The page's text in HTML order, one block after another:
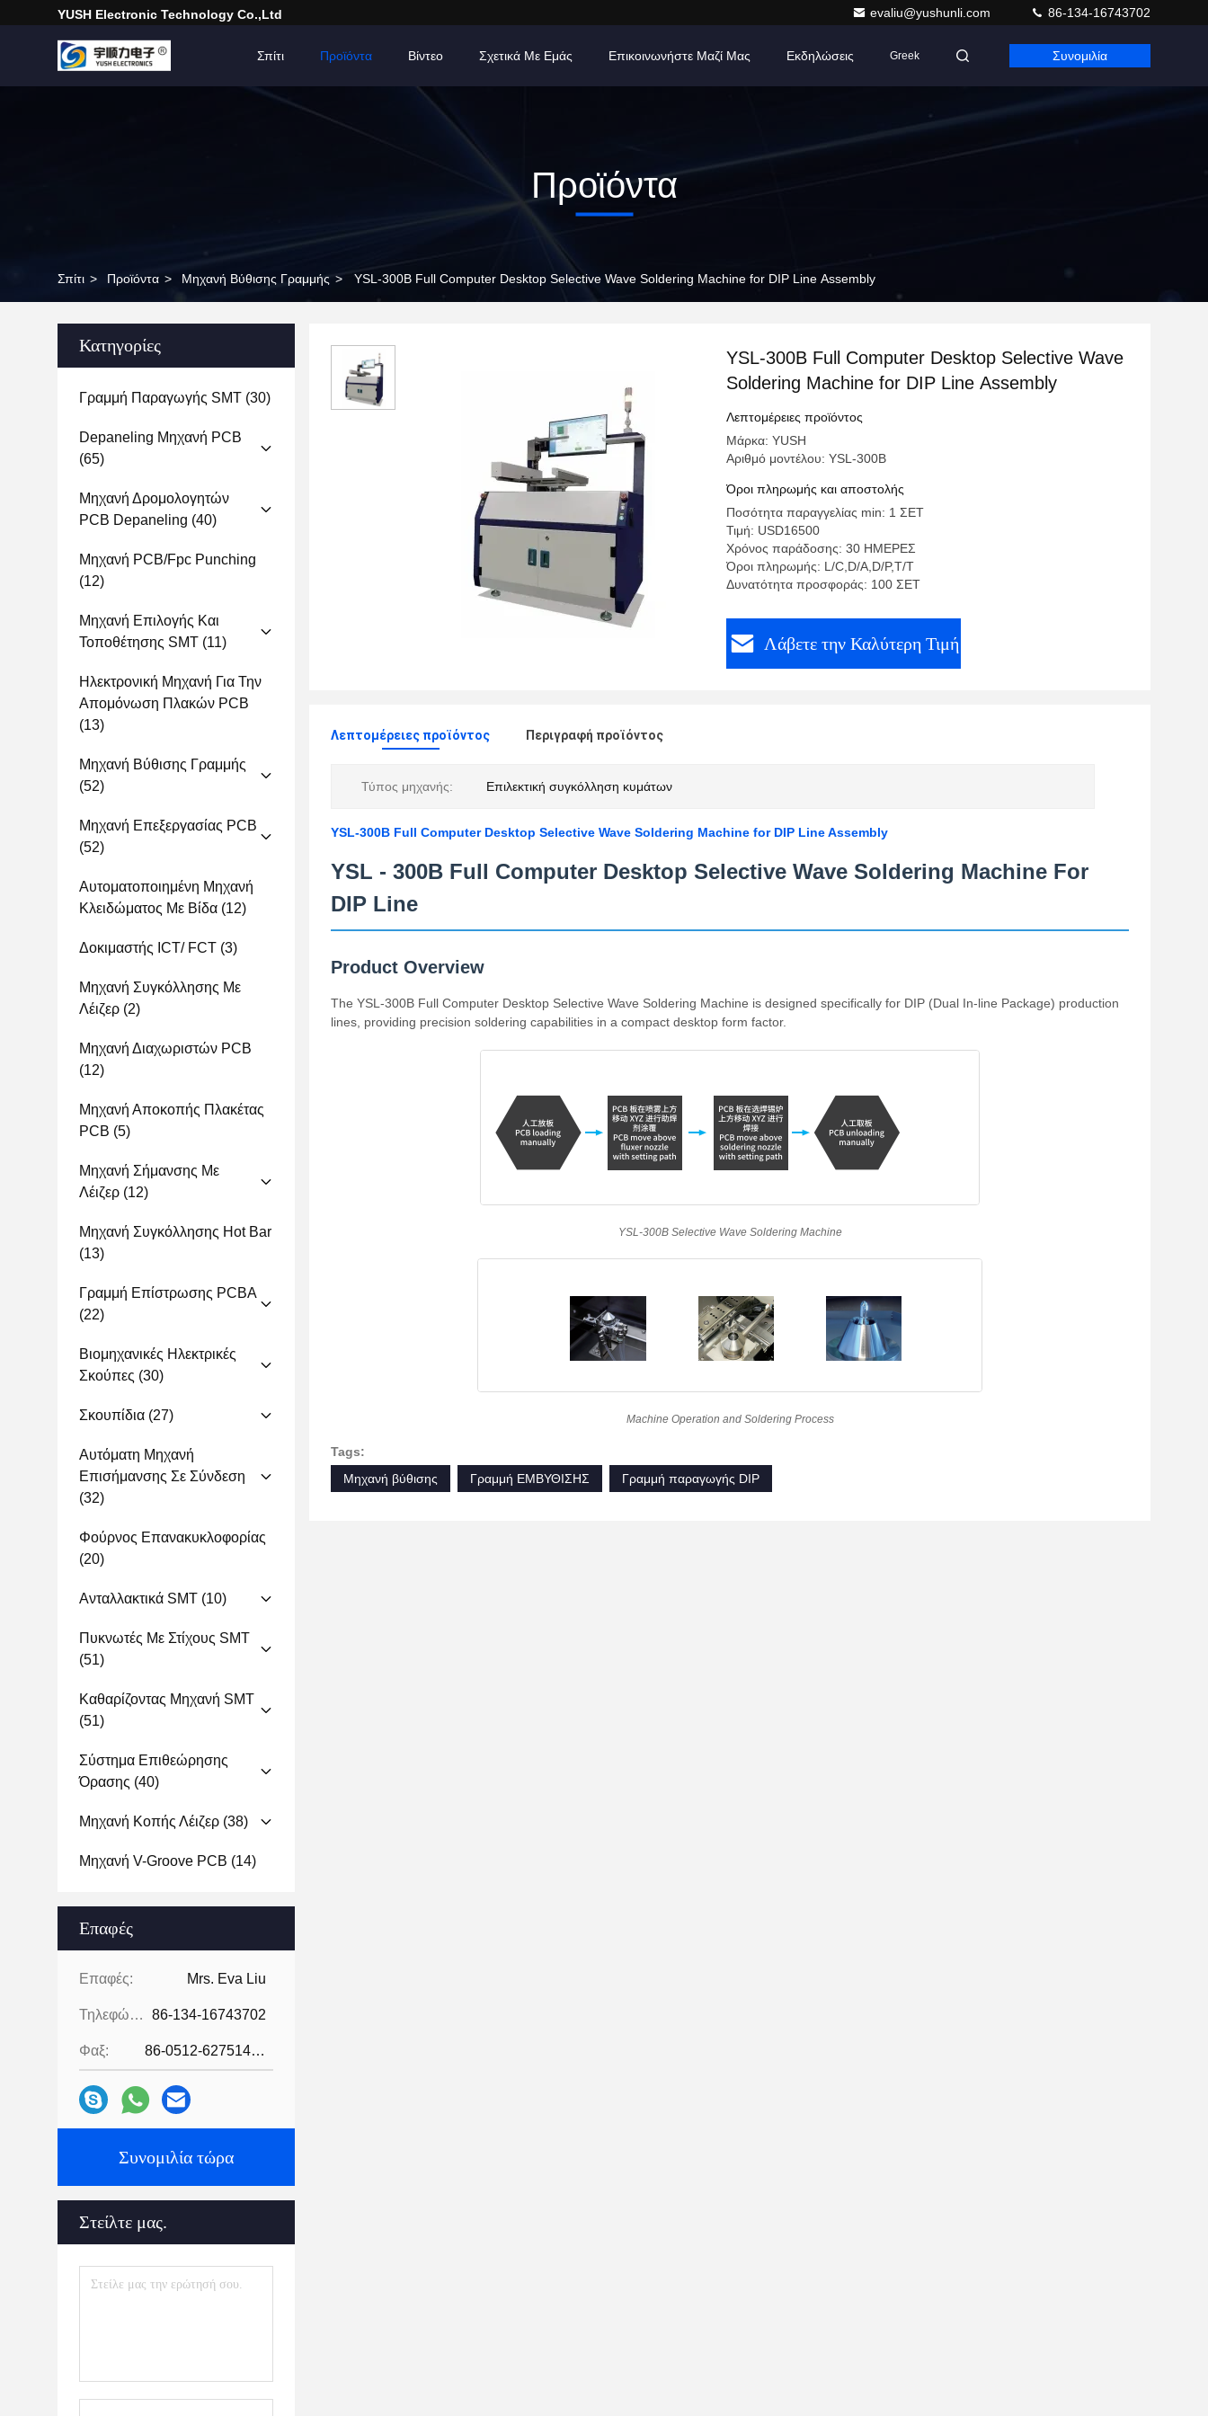
YUSH Electronic Technology Co.,Ltd evaliu@yushunli.com 86-134-16743702
Σπίτι Προϊόντα Βίντεο Σχετικά Με Εμάς Επικοινωνήστε Μαζί Μας Εκδηλώσεις Greek Συνομιλία
Προϊόντα
Σπίτι > Προϊόντα > Μηχανή Βύθισης Γραμμής > YSL-300B Full Computer Desktop Selective Wave Soldering Machine for DIP Line Assembly
Κατηγορίες
Γραμμή Παραγωγής SMT (30)
Depaneling Μηχανή PCB
(65)
Μηχανή Δρομολογητών
PCB Depaneling (40)
Μηχανή PCB/fpc Punching
(12)
Μηχανή Επιλογής Και
Τοποθέτησης SMT (11)
Ηλεκτρονική Μηχανή Για Την
Απομόνωση Πλακών PCB
(13)
Μηχανή Βύθισης Γραμμής
(52)
Μηχανή Επεξεργασίας PCB
(52)
Αυτοματοποιημένη Μηχανή
Κλειδώματος Με Βίδα (12)
Δοκιμαστής ICT/ FCT (3)
Μηχανή Συγκόλλησης Με
Λέιζερ (2)
Μηχανή Διαχωριστών PCB
(12)
Μηχανή Αποκοπής Πλακέτας
PCB (5)
Μηχανή Σήμανσης Με
Λέιζερ (12)
Μηχανή Συγκόλλησης Hot Bar
(13)
Γραμμή Επίστρωσης PCBA
(22)
Βιομηχανικές Ηλεκτρικές
Σκούπες (30)
Σκουπίδια (27)
Αυτόματη Μηχανή
Επισήμανσης Σε Σύνδεση
(32)
Φούρνος Επανακυκλοφορίας
(20)
Ανταλλακτικά SMT (10)
Πυκνωτές Με Στίχους SMT
(51)
Καθαρίζοντας Μηχανή SMT
(51)
Σύστημα Επιθεώρησης
Όρασης (40)
Μηχανή Κοπής Λέιζερ (38)
Μηχανή V-Groove PCB (14)
Επαφές
Επαφές: Mrs. Eva Liu
Τηλεφώνημα: 86-134-16743702
Φαξ: 86-0512-62751429
Συνομιλία τώρα
Στείλτε μας.
YSL-300B Full Computer Desktop Selective Wave
Soldering Machine for DIP Line Assembly
Λεπτομέρειες προϊόντος
Μάρκα: YUSH
Αριθμό μοντέλου: YSL-300B
Όροι πληρωμής και αποστολής
Ποσότητα παραγγελίας min: 1 ΣΕΤ
Τιμή: USD16500
Χρόνος παράδοσης: 30 ΗΜΕΡΕΣ
Όροι πληρωμής: L/C,D/A,D/P,T/T
Δυνατότητα προσφοράς: 100 ΣΕΤ
Λάβετε την Καλύτερη Τιμή
Λεπτομέρειες προϊόντος Περιγραφή προϊόντος
Τύπος μηχανής: Επιλεκτική συγκόλληση κυμάτων
YSL-300B Full Computer Desktop Selective Wave Soldering Machine for DIP Line Assembly
YSL - 300B Full Computer Desktop Selective Wave Soldering Machine For
DIP Line
Product Overview
The YSL-300B Full Computer Desktop Selective Wave Soldering Machine is designed specifically for DIP (Dual In-line Package) production
lines, providing precision soldering capabilities in a compact desktop form factor.
YSL-300B Selective Wave Soldering Machine
Machine Operation and Soldering Process
Tags:
Μηχανή βύθισης
Γραμμή ΕΜΒΥΘΙΣΗΣ Γραμμή παραγωγής DIP